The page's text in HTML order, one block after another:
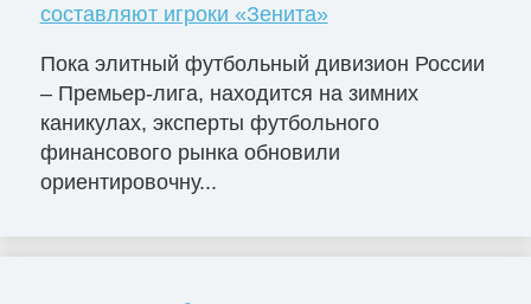
составляют игроки «Зенита»
Пока элитный футбольный дивизион России
– Премьер-лига, находится на зимних
каникулах, эксперты футбольного
финансового рынка обновили
ориентировочну...